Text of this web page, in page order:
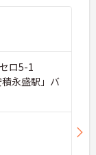
ロ5-1
永盛駅」バ